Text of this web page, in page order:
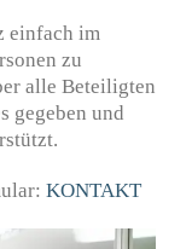
einfach im
zu
alle Beteiligten
gegeben und
KONTAKT